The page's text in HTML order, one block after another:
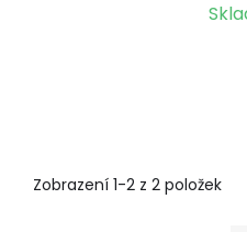
Zobrazení 1-2 z 2 položek